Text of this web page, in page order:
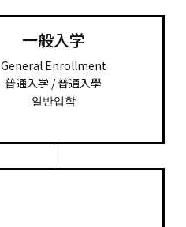
一般入学
General Enrollment
普通入学 / 普通入學
일반입학